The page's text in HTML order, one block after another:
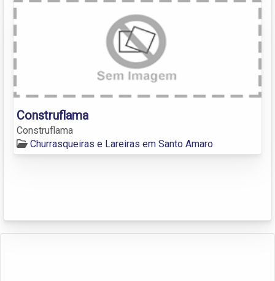
Construflama
Construflama
Churrasqueiras e Lareiras em Santo Amaro